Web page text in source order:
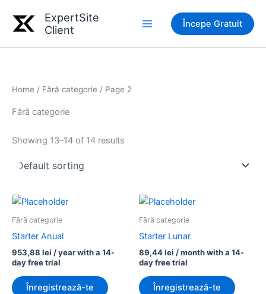
content
ExpertSite
Client
Începe Gratuit
Home / Fără categorie / Page 2
Fără categorie
Showing 13–14 of 14 results
Fără categorie
Starter Anual
953,88 lei / year with a 14-
day free trial
Înregistrează-te
Fără categorie
Starter Lunar
89,44lei / month with a 14-
day free trial
Înregistrează-te